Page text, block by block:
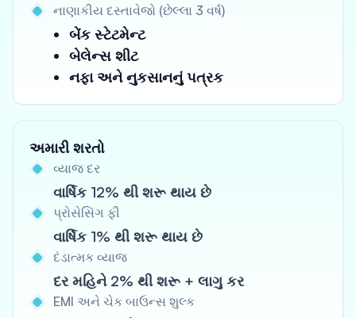
નાણાકીય દસ્તાવેજો (છેલ્લા 3 વર્ષ)
બેંક સ્ટેટમેન્ટ
બેલેન્સ શીટ
નફા અને નુકસાનનું પત્રક
અમારી શરતો
વ્યાજ દર
વાર્ષિક 12% થી શરૂ થાય છે
પ્રોસેસિંગ ફી
વાર્ષિક 1% થી શરૂ થાય છે
દંડાત્મક વ્યાજ
દર મહિને 2% થી શરૂ + લાગુ કર
EMI અને ચેક બાઉન્સ શુલ્ક